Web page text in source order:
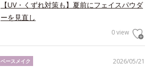
【UV・くずれ対策も】夏前にフェイスパウダ
ーを見直し
0 view
2026/05/21
ベースメイク